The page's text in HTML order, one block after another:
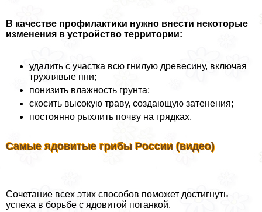
В качестве профилактики нужно внести некоторые
изменения в устройство территории:
удалить с участка всю гнилую древесину, включая
трухлявые пни;
понизить влажность грунта;
скосить высокую траву, создающую затенения;
постоянно рыхлить почву на грядках.
Самые ядовитые грибы России (видео)
Сочетание всех этих способов поможет достигнуть
успеха в борьбе с ядовитой поганкой.